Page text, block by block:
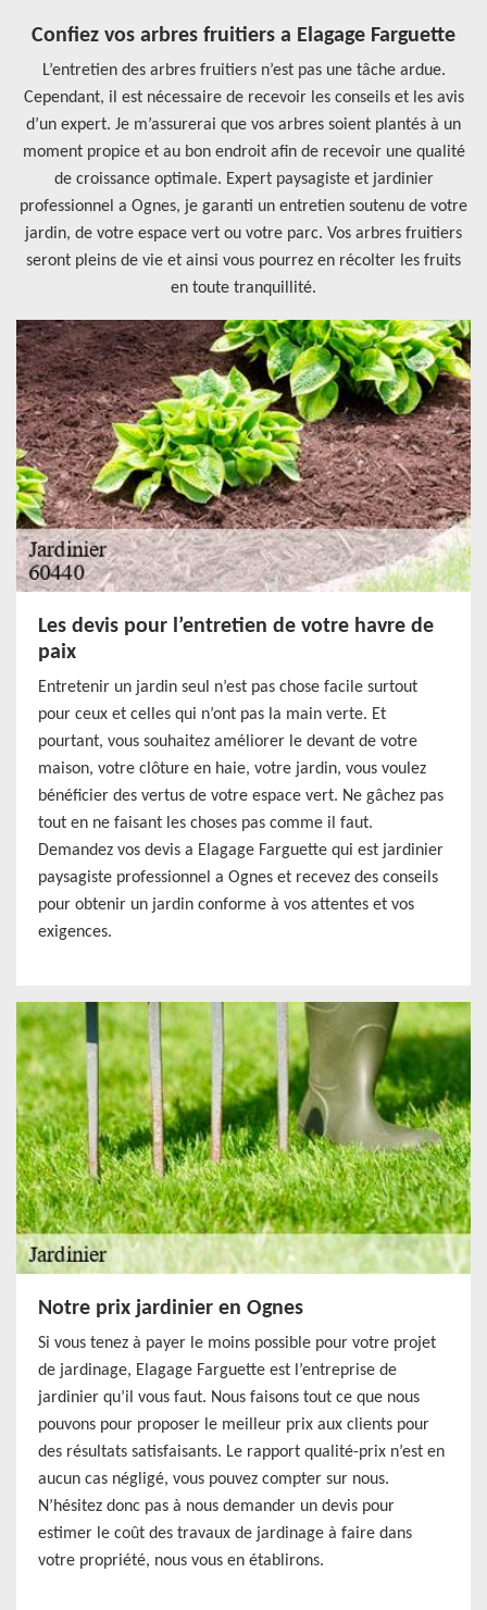
Confiez vos arbres fruitiers a Elagage Farguette
L’entretien des arbres fruitiers n’est pas une tâche ardue.
Cependant, il est nécessaire de recevoir les conseils et les avis
d’un expert. Je m’assurerai que vos arbres soient plantés à un
moment propice et au bon endroit afin de recevoir une qualité
de croissance optimale. Expert paysagiste et jardinier
professionnel a Ognes, je garanti un entretien soutenu de votre
jardin, de votre espace vert ou votre parc. Vos arbres fruitiers
seront pleins de vie et ainsi vous pourrez en récolter les fruits
en toute tranquillité.
Les devis pour l’entretien de votre havre de
paix
Entretenir un jardin seul n’est pas chose facile surtout
pour ceux et celles qui n’ont pas la main verte. Et
pourtant, vous souhaitez améliorer le devant de votre
maison, votre clôture en haie, votre jardin, vous voulez
bénéficier des vertus de votre espace vert. Ne gâchez pas
tout en ne faisant les choses pas comme il faut.
Demandez vos devis a Elagage Farguette qui est jardinier
paysagiste professionnel a Ognes et recevez des conseils
pour obtenir un jardin conforme à vos attentes et vos
exigences.
Notre prix jardinier en Ognes
Si vous tenez à payer le moins possible pour votre projet
de jardinage, Elagage Farguette est l’entreprise de
jardinier qu’il vous faut. Nous faisons tout ce que nous
pouvons pour proposer le meilleur prix aux clients pour
des résultats satisfaisants. Le rapport qualité-prix n’est en
aucun cas négligé, vous pouvez compter sur nous.
N’hésitez donc pas à nous demander un devis pour
estimer le coût des travaux de jardinage à faire dans
votre propriété, nous vous en établirons.